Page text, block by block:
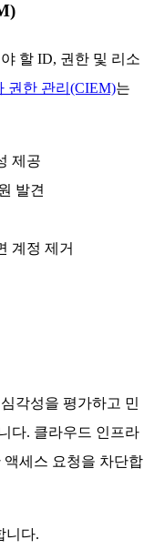
할 ID, 권한 및 리소
권한 관리(CIEM)는
제공
발견
계정 제거
각성을 평가하고 민
다. 클라우드 인프라
세스 요청을 차단합
니다.